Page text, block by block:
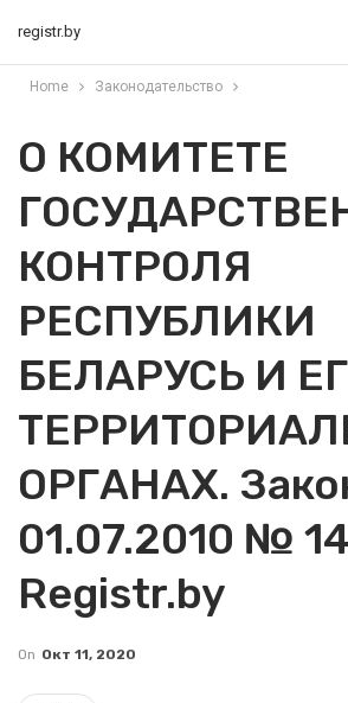
registr.by
Home Законодательство
О КОМИТЕТЕ
КОНТРОЛЯ
РЕСПУБЛИКИ
БЕЛАРУСЬ И
ОРГАНАХ.
01.07.2010 №
Registr.by
On Окт 11, 2020